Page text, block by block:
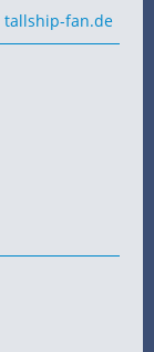
tallship-fan.de